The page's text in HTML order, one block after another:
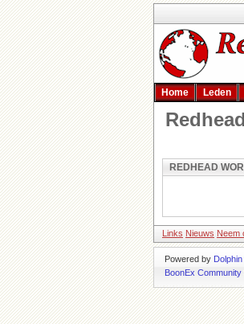
Home Leden
REDHEAD
Links Nieuws Neem
Powered by
BoonEx